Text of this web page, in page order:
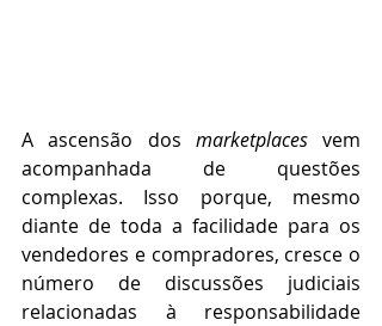
A ascensão dos marketplaces vem
acompanhada de questões
complexas. Isso porque, mesmo
diante de toda a facilidade para os
vendedores e compradores, cresce o
número de discussões judiciais
relacionadas à responsabilidade